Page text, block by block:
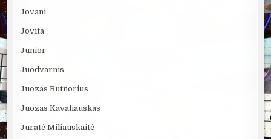
Jovani
Jovita
Junior
Juodvarnis
Juozas Butnorius
Juozas Kavaliauskas
Jūratė Miliauskaitė